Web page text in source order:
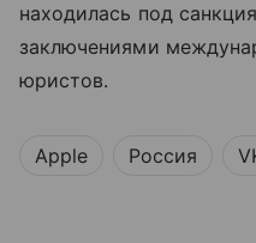
находилась под
заключениями
юристов.
Apple Россия